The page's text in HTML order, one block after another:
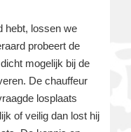
hebt, lossen we
probeert de
mogelijk bij de
De chauffeur
losplaats
of veilig dan lost hij